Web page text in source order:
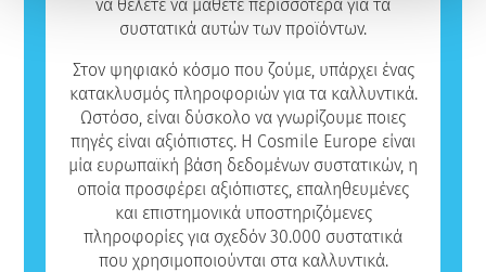
να θέλετε να μάθετε περισσότερα για τα
συστατικά αυτών των προϊόντων.
Στον ψηφιακό κόσμο που ζούμε, υπάρχει ένας
κατακλυσμός πληροφοριών για τα καλλυντικά.
Ωστόσο, είναι δύσκολο να γνωρίζουμε ποιες
πηγές είναι αξιόπιστες. Η Cosmile Europe είναι
μία ευρωπαϊκή βάση δεδομένων συστατικών, η
οποία προσφέρει αξιόπιστες, επαληθευμένες
και επιστημονικά υποστηριζόμενες
πληροφορίες για σχεδόν 30.000 συστατικά
που χρησιμοποιούνται στα καλλυντικά.